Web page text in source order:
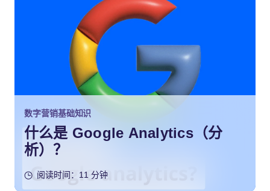
数字营销基础知识
什么是 Google Analytics（分
析）？
阅读时间：11 分钟